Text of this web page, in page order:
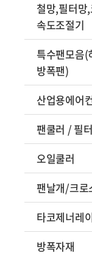
철망,필터망
속도조절기
특수팬모음(
방폭팬)
산업용에어
팬쿨러 / 필
오일쿨러
팬날개/크로
타코제너레
방폭자재